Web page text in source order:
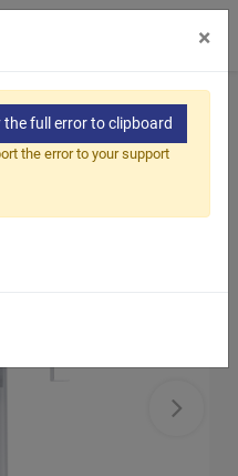
用トロリー
×
the full error to clipboard
the error to your support